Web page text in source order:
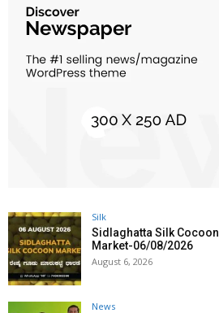
Silk
Sidlaghatta Silk Cocoon
Market-06/08/2026
August 6, 2026
News